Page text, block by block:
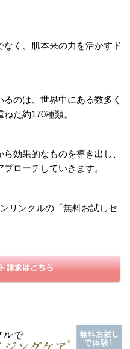
く、肌本来の力を活かすド
のは、世界中にある数多く
た約170種類。
効果的なものを導き出し、
ローチしていきます。
リンクルの「無料お試しセ